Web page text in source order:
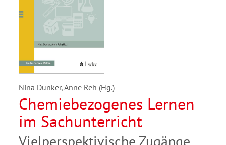
Nina Dunker, Anne Reh (Hg.)
Chemiebezogenes Lernen
im Sachunterricht
Vielperspektivische Zugänge